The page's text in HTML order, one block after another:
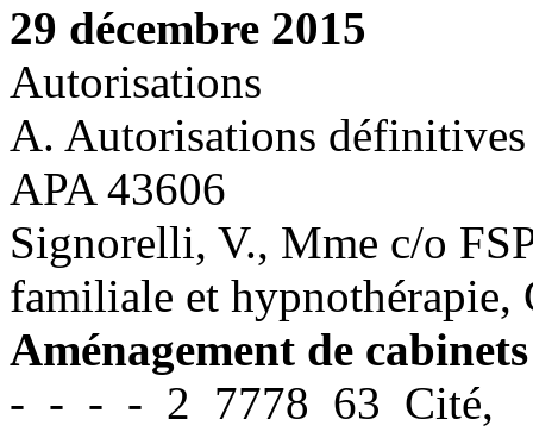
29 décembre 2015
Autorisations
A. Autorisations définitives
APA 43606
Signorelli, V., Mme c/o
familiale et hypnothérapie,
Aménagement de
- - - - 2 7778 63 Cité,